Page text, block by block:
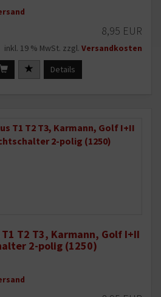
8,95 EUR
inkl. 19 % MwSt. zzgl. Versandkosten
Details
T1 T2 T3, Karmann, Golf I+II
2-polig (1250)